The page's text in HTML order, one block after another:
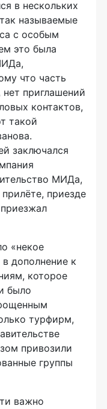
в нескольких
называемые
с особым
это была
что часть
приглашений
контактов,
такой
заключался
МИДа,
приезде
«некое
дополнение к
которое
было
турфирм,
привозили
группы
важно